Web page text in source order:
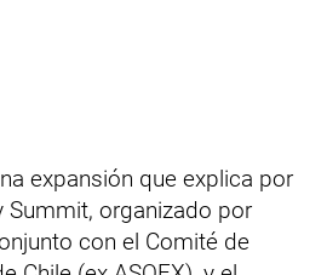
expansión que explica por
Summit, organizado por
con el Comité de